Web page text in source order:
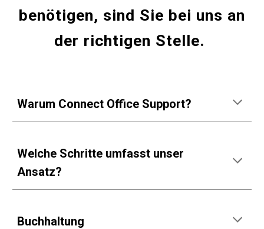
benötigen, sind Sie bei uns an
der richtigen Stelle.
Warum Connect Office Support?
Welche Schritte umfasst unser
Ansatz?
Buchhaltung